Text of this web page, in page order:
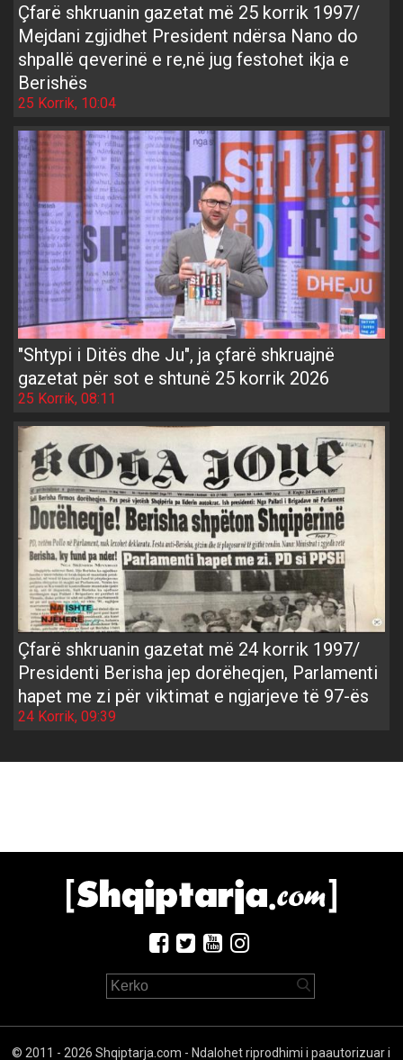
Çfarë shkruanin gazetat më 25 korrik 1997/
Mejdani zgjidhet President ndërsa Nano do
shpallë qeverinë e re,në jug festohet ikja e
Berishës
25 Korrik, 10:04
"Shtypi i Ditës dhe Ju", ja çfarë shkruajnë
gazetat për sot e shtunë 25 korrik 2026
25 Korrik, 08:11
Çfarë shkruanin gazetat më 24 korrik 1997/
Presidenti Berisha jep dorëheqjen, Parlamenti
hapet me zi për viktimat e ngjarjeve të 97-ës
24 Korrik, 09:39
© 2011 - 2026 Shqiptarja.com - Ndalohet riprodhimi i paautorizuar i